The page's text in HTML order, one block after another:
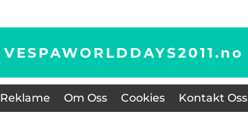
VESPAWORLDDAYS2011.no
Reklame Om Oss Cookies Kontakt Oss